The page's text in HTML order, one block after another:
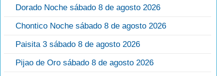
Dorado Noche sábado 8 de agosto 2026
Chontico Noche sábado 8 de agosto 2026
Paisita 3 sábado 8 de agosto 2026
Pijao de Oro sábado 8 de agosto 2026